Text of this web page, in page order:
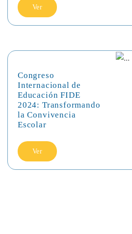
Ver
Congreso
Internacional de
Educación FIDE
2024: Transformando
la Convivencia
Escolar
Ver